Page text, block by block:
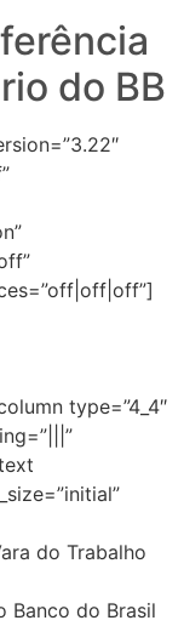
do BB
type=”4_4″
do Trabalho
Banco do Brasil